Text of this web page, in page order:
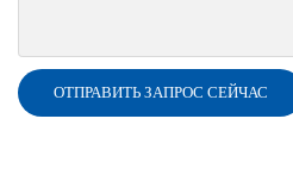
ОТПРАВИТЬ ЗАПРОС СЕЙЧАС